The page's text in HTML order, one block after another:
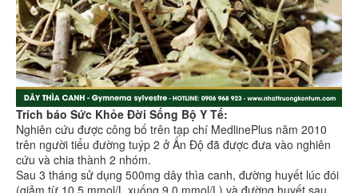
Trích báo Sức Khỏe Đời Sống Bộ Y Tế:
Nghiên cứu được công bố trên tạp chí MedlinePlus năm 2010
trên người tiểu đường tuýp 2 ở Ấn Độ đã được đưa vào nghiên
cứu và chia thành 2 nhóm.
Sau 3 tháng sử dụng 500mg dây thìa canh, đường huyết lúc đói
(giảm từ 10,5 mmol/L xuống 9,0 mmol/L) và đường huyết sau